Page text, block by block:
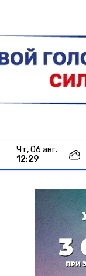
чт, 06 авг.
12:29